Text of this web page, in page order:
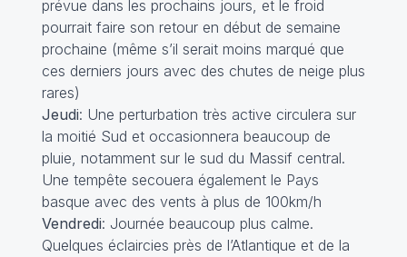
prévue dans les prochains jours, et le froid
pourrait faire son retour en début de semaine
prochaine (même s’il serait moins marqué que
ces derniers jours avec des chutes de neige plus
rares)
Jeudi: Une perturbation très active circulera sur
la moitié Sud et occasionnera beaucoup de
pluie, notamment sur le sud du Massif central.
Une tempête secouera également le Pays
basque avec des vents à plus de 100km/h
Vendredi: Journée beaucoup plus calme.
Quelques éclaircies près de l’Atlantique et de la